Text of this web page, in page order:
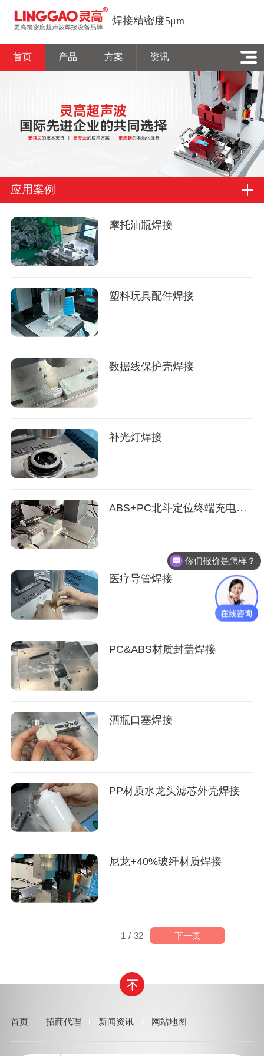
焊接精密度5μm
首页 产品 方案 资讯
应用案例
摩托油瓶焊接
塑料玩具配件焊接
数据线保护壳焊接
补光灯焊接
ABS+PC北斗定位终端充电器焊接
医疗导管焊接
PC&ABS材质封盖焊接
酒瓶口塞焊接
PP材质水龙头滤芯外壳焊接
尼龙+40%玻纤材质焊接
1 / 32 下一页
首页 招商代理 新闻资讯 网站地图
你们报价是怎样？